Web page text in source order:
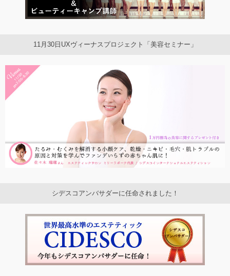
11月30日UXヴィーナスプロジェクト「美容セミナー」
シデスコアンバサダーに任命されました！